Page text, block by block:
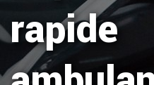
rapide